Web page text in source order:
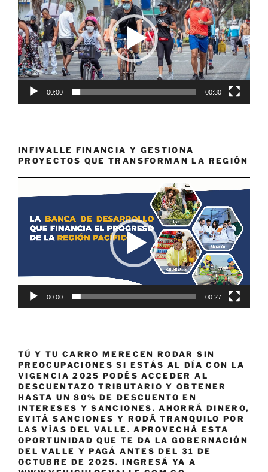
vídeo
00:00 00:30
INFIVALLE FINANCIA Y GESTIONA
PROYECTOS QUE TRANSFORMAN LA REGIÓN
de
00:00 00:27
TÚ Y TU CARRO MERECEN RODAR SIN
PREOCUPACIONES SI ESTÁS AL DÍA CON LA
VIGENCIA 2025 PODÉS ACCEDER AL
DESCUENTAZO TRIBUTARIO Y OBTENER
HASTA UN 80% DE DESCUENTO EN
INTERESES Y SANCIONES. AHORRÁ DINERO,
EVITÁ SANCIONES Y RODÁ TRANQUILO POR
LAS VÍAS DEL VALLE. APROVECHÁ ESTA
OPORTUNIDAD QUE TE DA LA GOBERNACIÓN
DEL VALLE Y PAGÁ ANTES DEL 31 DE
OCTUBRE DE 2025. INGRESÁ YA A